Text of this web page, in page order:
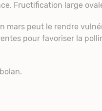
Fructification large
mars peut le rendre
pour favoriser la